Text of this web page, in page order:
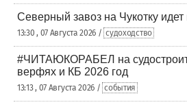
Северный завоз на Чукотку идет
13:30 , 07 Августа 2026 / судоходство
#ЧИТАЮКОРАБЕЛ на
верфях и КБ 2026 год
13:13 , 07 Августа 2026 / события